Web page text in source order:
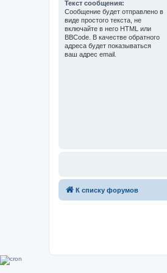
Текст сообщения:
Сообщение будет отправлено в
виде простого текста, не
включайте в него HTML или
BBCode. В качестве обратного
адреса будет показываться
ваш адрес email.
К списку форумов